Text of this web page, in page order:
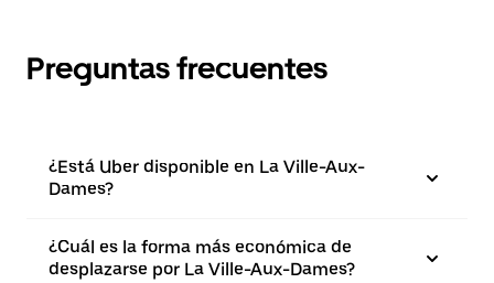
Preguntas frecuentes
¿Está Uber disponible en La Ville-Aux-
Dames?
¿Cuál es la forma más económica de
desplazarse por La Ville-Aux-Dames?